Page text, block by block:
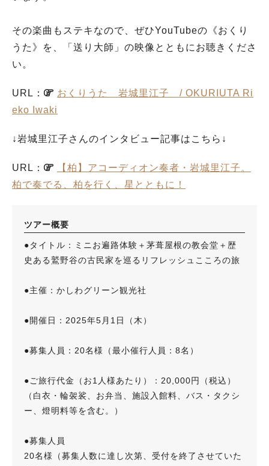
その楽曲もステキなので、ぜひYouTubeの《おくり
うた》を、「送り大師」の映像とともにお聴きくださ
い。
URL：
おくりうた 岩城里江子 / OKURIUTA Ri
eko Iwaki
↓岩城里江子さんのインタビュー記事はこちら↓
URL：
【柏】アコーディオン奏者・岩城里江子。
柏で奏でる、柏を行く、星とともに！
ツアー概要
●タイトル：ミニお遍路体験＋茅葺屋根の教会堂＋歴
史ある鷲野谷の古民家を巡るリフレッシュこころの旅
●主催：かしわグリーン観光社
●開催日：2025年5月1日（木）
●募集人員：20名様（最小催行人員：8名）
●ご旅行代金（お1人様あたり）：20,000円（税込）
（白衣・輪袈裟、お弁当、施設入館料、バス・タクシ
ー、燈明料等を含む。）
●募集人員
20名様（募集人数に達し次第、受付を終了させていた